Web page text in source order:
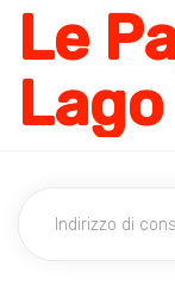
Le
Lago